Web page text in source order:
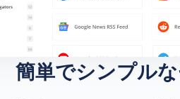
簡単でシンプル